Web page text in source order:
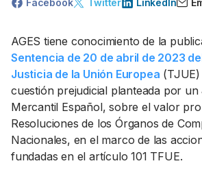
Facebook
Twitter LinkedIn
AGES tiene conocimiento de la
Sentencia de 20 de abril de 2023
Justicia de la Unión Europea
cuestión prejudicial planteada por un
Mercantil Español, sobre el valor
Resoluciones de los Órganos de
Nacionales, en el marco de las
fundadas en el artículo 101 TFUE.